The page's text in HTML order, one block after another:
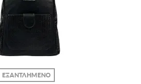
ΕΞΑΝΤΛΗΜΕΝΟ